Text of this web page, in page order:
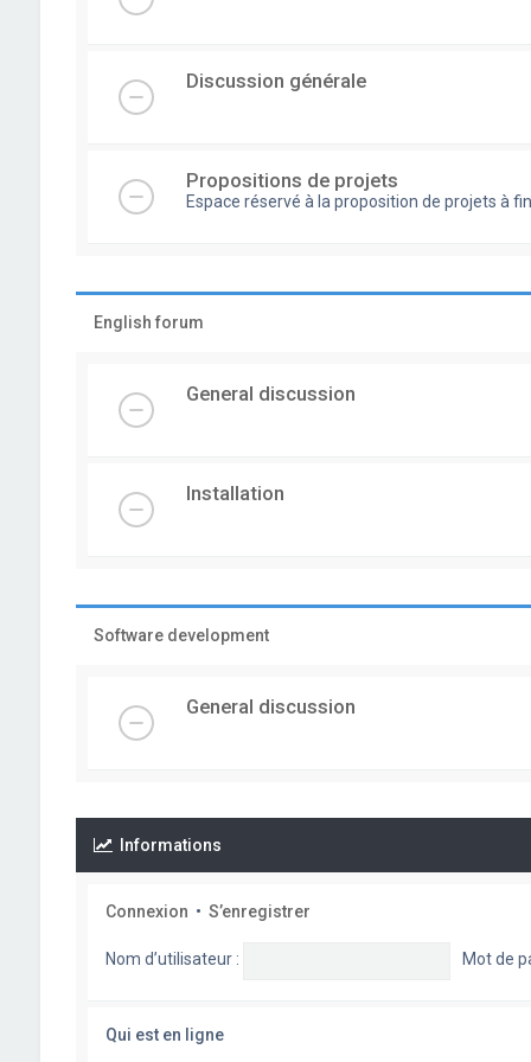
Discussion générale
Propositions de projets
Espace réservé à la proposition de projets à
English forum
General discussion
Installation
Software development
General discussion
Informations
Connexion • S’enregistrer
Nom d’utilisateur : Mot de
Qui est en ligne